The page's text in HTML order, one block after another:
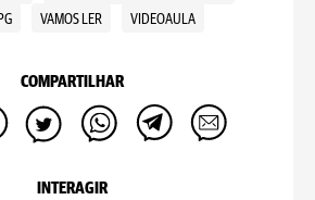
VAMOS LER VIDEOAULA
COMPARTILHAR
INTERAGIR